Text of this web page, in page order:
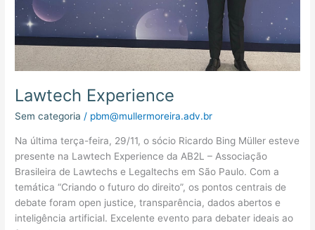
Lawtech Experience
Sem categoria / pbm@mullermoreira.adv.br
Na última terça-feira, 29/11, o sócio Ricardo Bing Müller esteve
presente na Lawtech Experience da AB2L – Associação
Brasileira de Lawtechs e Legaltechs em São Paulo. Com a
temática “Criando o futuro do direito”, os pontos centrais de
debate foram open justice, transparência, dados abertos e
inteligência artificial. Excelente evento para debater ideais ao